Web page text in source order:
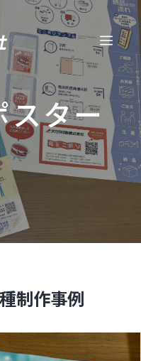
メ
ニ
ュ
ー
スター
制作事例